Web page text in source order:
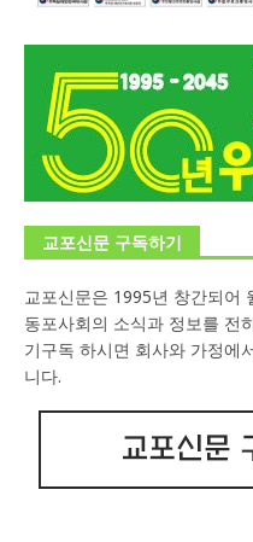
교포신문 구독하기
교포신문은 1995년 창간되어
동포사회의 소식과 정보를 전
기구독 하시면 회사와 가정에
니다.